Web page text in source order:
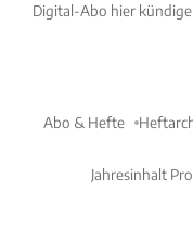
Digital-Abo hier
Abo & Hefte
Jahresinhalt